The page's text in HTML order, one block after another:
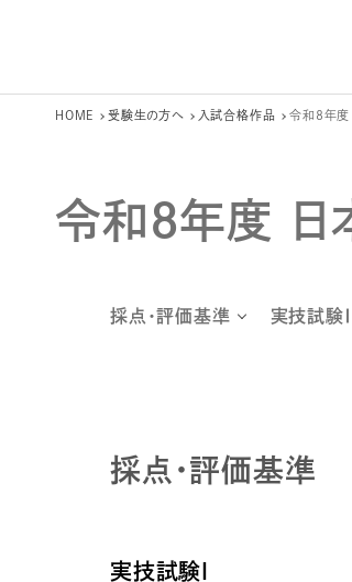
HOME 受験生の方へ 入試合格作品 令和8年度
令和8年度
採点・評価基準 実技試験Ⅰ
採点・評価基準
実技試験Ⅰ